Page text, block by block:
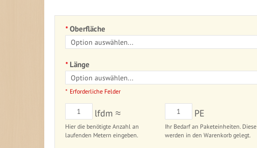
Oberfläche
Länge
Erforderliche Felder
lfdm ≈
Hier die benötigte Anzahl an
laufenden Metern eingeben.
PE
Ihr Bedarf an Paketeinheiten. Diese
werden in den Warenkorb gelegt.